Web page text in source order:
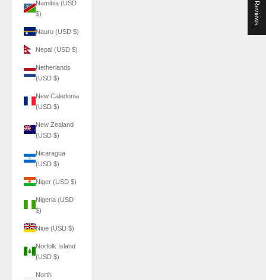
Namibia (USD
$)
Nauru (USD $)
Nepal (USD $)
Netherlands
(USD $)
New Caledonia
(USD $)
New Zealand
(USD $)
Nicaragua
(USD $)
Niger (USD $)
Nigeria (USD
$)
Niue (USD $)
Norfolk Island
(USD $)
North
★ Reviews